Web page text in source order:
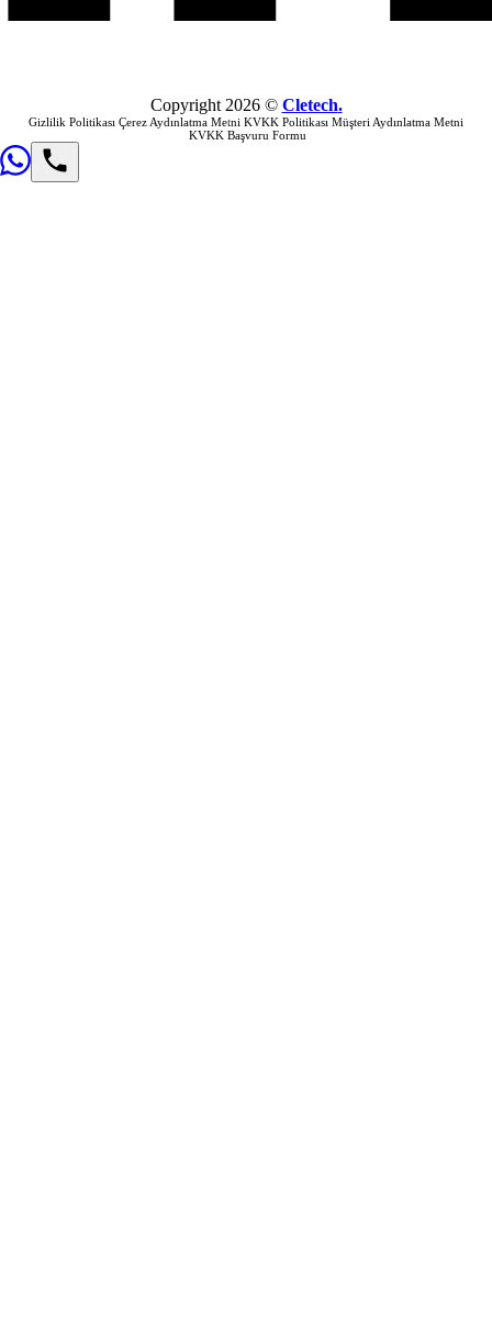
Copyright2026© Cletech.
Gizlilik Politikası Çerez Aydınlatma Metni KVKK Politikası Müşteri Aydınlatma Metni
KVKK Başvuru Formu